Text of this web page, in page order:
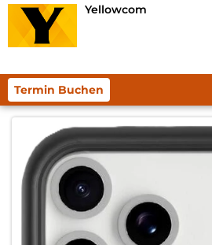
Yellowcom
Termin Buchen